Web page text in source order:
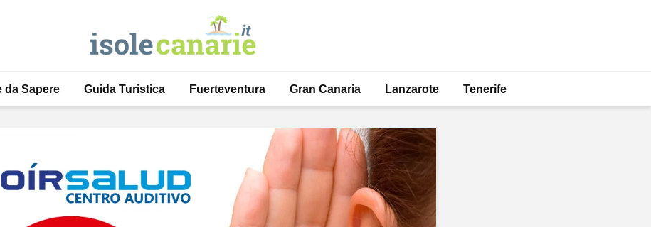
da Sapere Guida Turistica Fuerteventura Gran Canaria Lanzarote Tenerife